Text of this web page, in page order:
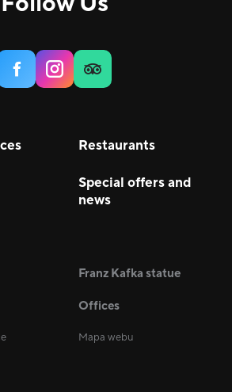
Restaurants
Special offers and
news
Franz Kafka statue
Offices
Mapa webu